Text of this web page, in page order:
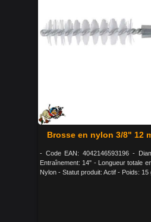
Brosse en nylon 3/8" 12
- Code EAN: 4042146593196 -
Entraînement: 14" - Longueur totale
Nylon - Statut produit: Actif - Poids: 15